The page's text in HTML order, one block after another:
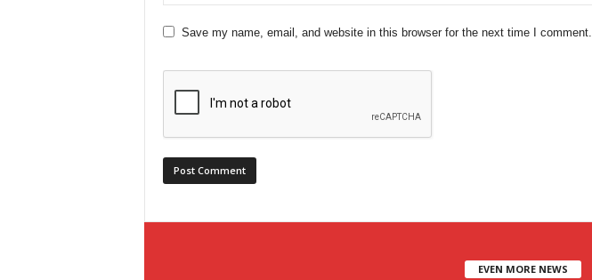
Save my name, email, and website in this browser for the next time I comment.
EVEN MORE NEWS